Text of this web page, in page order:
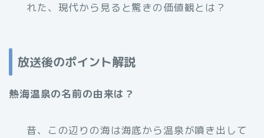
れた、現代から見ると驚きの価値観とは？
放送後のポイント解説
熱海温泉の名前の由来は？
昔、この辺りの海は海底から温泉が噴き出して